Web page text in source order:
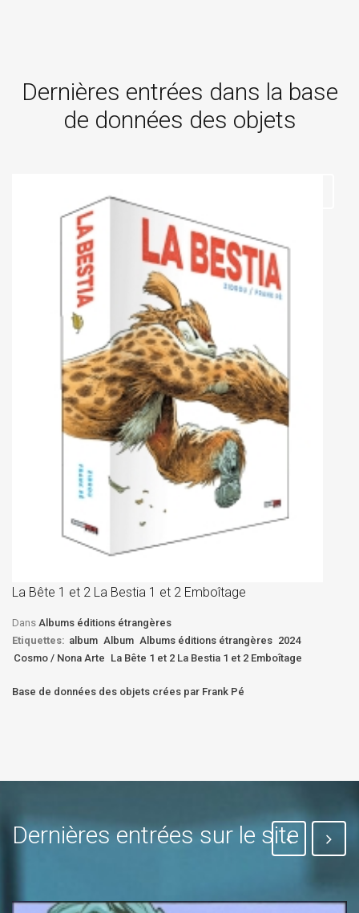
Dernières entrées dans la base
de données des objets
La Bête 1 et 2 La Bestia 1 et 2 Emboîtage
Dans Albums éditions étrangères
Etiquettes: album Album Albums éditions étrangères 2024
Cosmo / Nona Arte La Bête 1 et 2 La Bestia 1 et 2 Emboîtage
Base de données des objets crées par Frank Pé
Dernières entrées sur le site